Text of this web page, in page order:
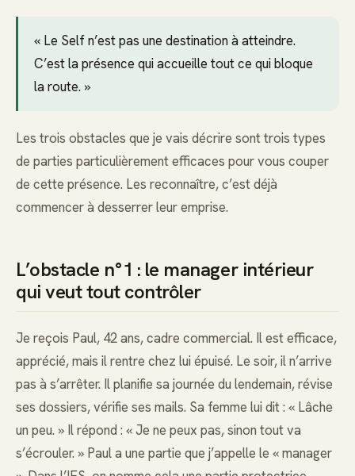
« Le Self n’est pas une destination à atteindre.
C’est la présence qui accueille tout ce qui bloque
la route. »
Les trois obstacles que je vais décrire sont trois types
de parties particulièrement efficaces pour vous couper
de cette présence. Les reconnaître, c’est déjà
commencer à desserrer leur emprise.
L’obstacle n°1 : le manager intérieur
qui veut tout contrôler
Je reçois Paul, 42 ans, cadre commercial. Il est efficace,
apprécié, mais il rentre chez lui épuisé. Le soir, il n’arrive
pas à s’arrêter. Il planifie sa journée du lendemain, révise
ses dossiers, vérifie ses mails. Sa femme lui dit : « Lâche
un peu. » Il répond : « Je ne peux pas, sinon tout va
s’écrouler. » Paul a une partie que j’appelle le « manager